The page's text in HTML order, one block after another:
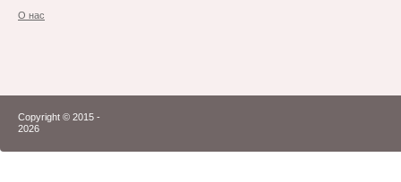
О нас
Copyright © 2015 -
2026